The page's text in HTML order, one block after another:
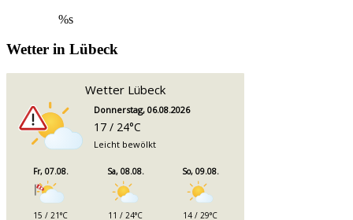
%s
Wetter in Lübeck
Wetter Lübeck
Donnerstag, 06.08.2026
17 / 24°C
Leicht bewölkt
Fr, 07.08.
15 / 21°C
Sa, 08.08.
11 / 24°C
So, 09.08.
14 / 29°C